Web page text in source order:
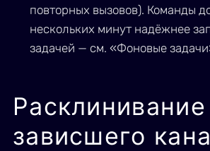
повторных вызовов). Команды
нескольких минут надёжнее
задачей — см. «Фоновые
Расклинивание
зависшего